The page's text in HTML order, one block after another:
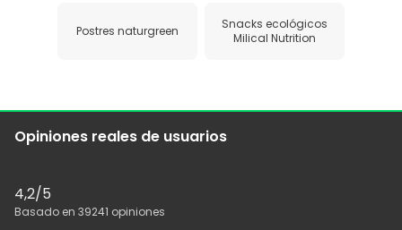
Postres naturgreen
Snacks ecológicos
Milical Nutrition
Opiniones reales de usuarios
4,2/5
Basado en 39241 opiniones